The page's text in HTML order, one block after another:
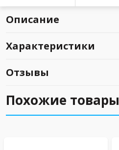
Описание
Характеристики
Отзывы
Похожие товары